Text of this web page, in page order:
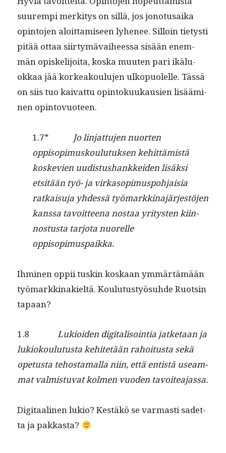
suurem­pi merk­i­tys on sil­lä, jos jono­tu­sai­ka
opin­to­jen aloit­tamiseen lyhe­nee. Sil­loin tietysti
pitää ottaa siir­tymä­vai­heessa sisään enem­
män opiske­li­joi­ta, kos­ka muuten pari ikälu­
okkaa jää korkeak­oulu­jen ulkop­uolelle. Tässä
on siis tuo kai­vat­tu opin­tokuukausien lisäämi­
nen opintovuoteen.
1.7* Jo lin­jat­tu­jen nuorten
oppisopimusk­oulu­tuk­sen kehit­tämistä
koske­vien uud­is­tushankkei­den lisäk­si
etsitään työ- ja virka­sopimus­po­h­jaisia
ratkaisu­ja yhdessä työ­markki­na­jär­jestö­jen
kanssa tavoit­teena nos­taa yri­tys­ten kiin­
nos­tus­ta tar­jo­ta nuorelle
oppisopimuspaikka.
Ihmi­nen oppii tuskin koskaan ymmärtämään
työ­markki­nakieltä. Koulu­tustyö­suhde Ruotsin
tapaan?
1.8Lukioiden dig­i­tal­isoin­tia jatke­taan ja
lukiok­oulu­tus­ta kehitetään rahoi­tus­ta sekä
ope­tus­ta tehosta­mal­la niin, että entistä use­am­
mat valmis­tu­vat kol­men vuo­den tavoiteajassa.
Dig­i­taa­li­nen lukio? Kestäkö se var­masti sadet­
ta ja pakkasta?